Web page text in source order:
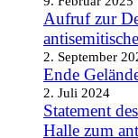
Aufruf zur
2. September
Ende
2. Juli 2024
Statement
Halle zum